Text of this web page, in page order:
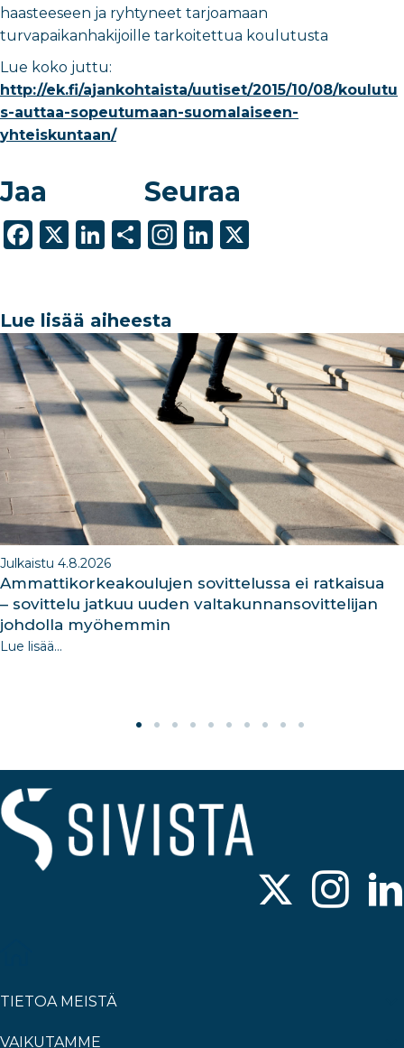
haasteeseen ja ryhtyneet tarjoamaan
turvapaikanhakijoille tarkoitettua koulutusta
Lue koko juttu:
http://ek.fi/ajankohtaista/uutiset/2015/10/08/koulutu
s-auttaa-sopeutumaan-suomalaiseen-
yhteiskuntaan/
Jaa
F
e
b
o
o
k
X
Li
e
dI
n
S
e
Seuraa
In
ra
m
Li
dI
n
Lue lisää aiheesta
Julkaistu 4.8.2026
Ammattikorkeakoulujen sovittelussa ei ratkaisua
– sovittelu jatkuu uuden valtakunnansovittelijan
johdolla myöhemmin
Lue lisää...
TIETOA MEISTÄ
VAIKUTAMME